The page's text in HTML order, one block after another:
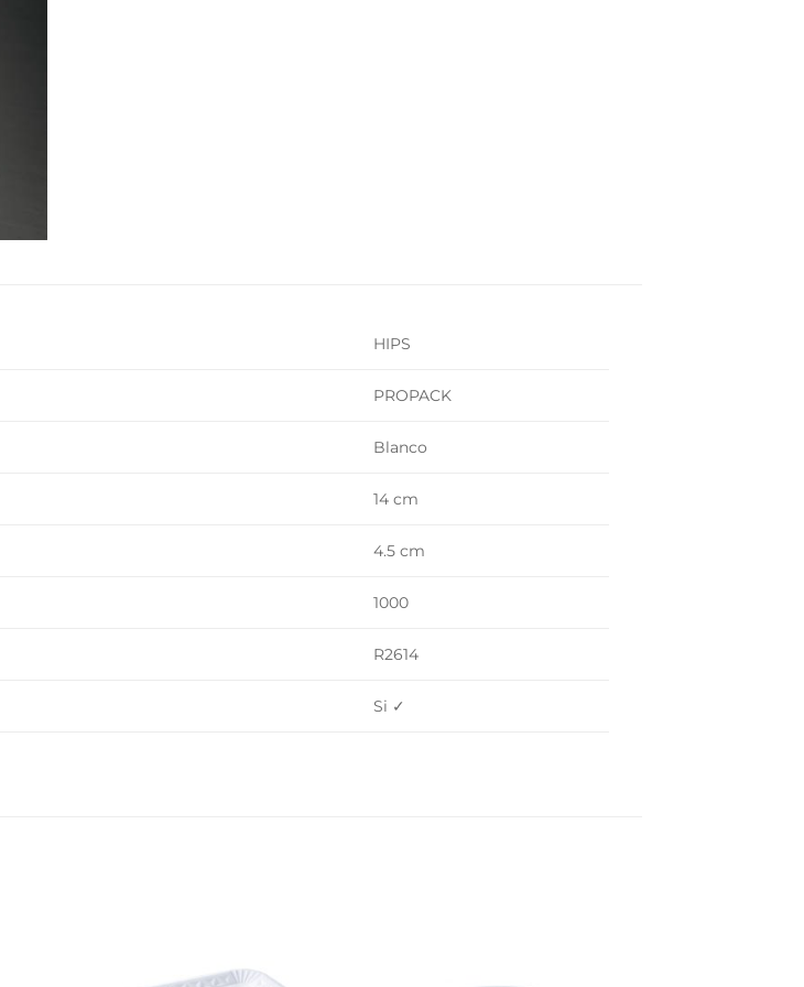
HIPS
PROPACK
Blanco
14 cm
4.5 cm
1000
R2614
Si ✓